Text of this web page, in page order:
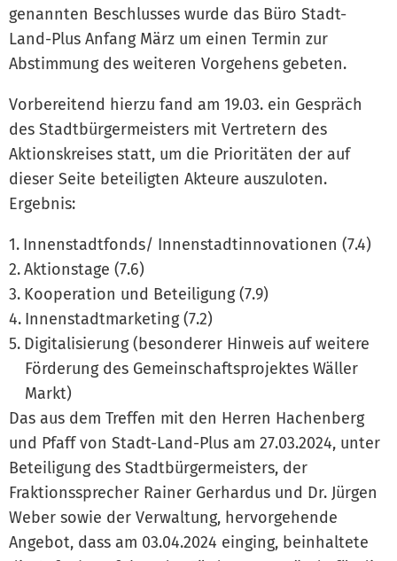
genannten Beschlusses wurde das Büro Stadt-
Land-Plus Anfang März um einen Termin zur
Abstimmung des weiteren Vorgehens gebeten.
Vorbereitend hierzu fand am 19.03. ein Gespräch
des Stadtbürgermeisters mit Vertretern des
Aktionskreises statt, um die Prioritäten der auf
dieser Seite beteiligten Akteure auszuloten.
Ergebnis:
Innenstadtfonds/ Innenstadtinnovationen (7.4)
Aktionstage (7.6)
Kooperation und Beteiligung (7.9)
Innenstadtmarketing (7.2)
Digitalisierung (besonderer Hinweis auf weitere
Förderung des Gemeinschaftsprojektes Wäller
Markt)
Das aus dem Treffen mit den Herren Hachenberg
und Pfaff von Stadt-Land-Plus am 27.03.2024, unter
Beteiligung des Stadtbürgermeisters, der
Fraktionssprecher Rainer Gerhardus und Dr. Jürgen
Weber sowie der Verwaltung, hervorgehende
Angebot, dass am 03.04.2024 einging, beinhaltete